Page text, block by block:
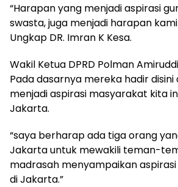
“Harapan yang menjadi aspirasi
swasta, juga menjadi harapan kami
Ungkap DR. Imran K Kesa.
Wakil Ketua DPRD Polman
Pada dasarnya mereka hadir
menjadi aspirasi masyarakat kita
Jakarta.
“saya berharap ada tiga orang
Jakarta untuk mewakili teman-
madrasah menyampaikan
di Jakarta.”